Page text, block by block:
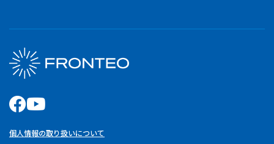
個人情報の取り扱いについて